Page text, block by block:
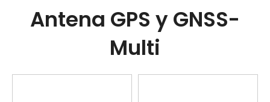
Antena GPS y GNSS-
Multi